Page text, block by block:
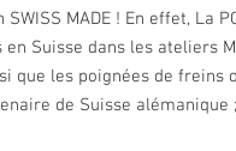
MADE ! En effet, La
Suisse dans les ateliers
que les poignées de freins
de Suisse alémanique ;